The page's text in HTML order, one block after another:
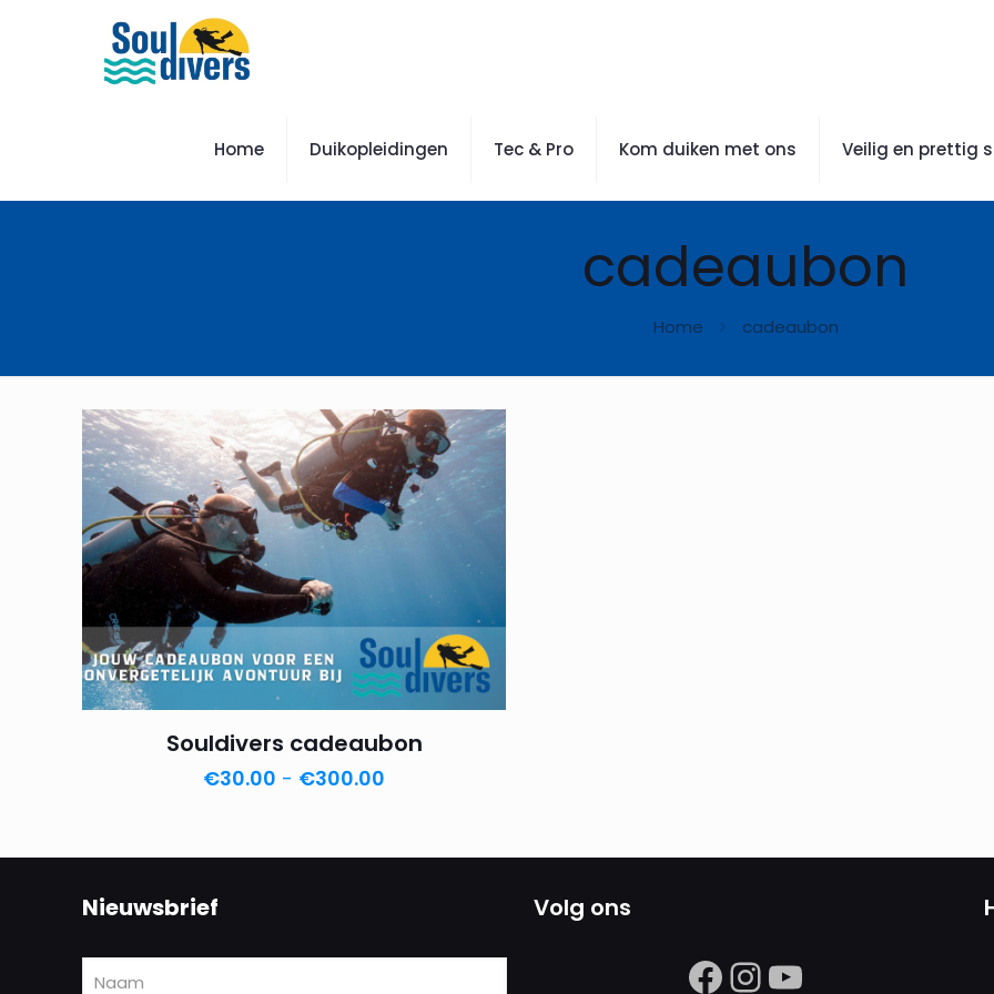
Home Duikopleidingen Tec & Pro Kom duiken met ons Veilig en prettig
cadeaubon
Home cadeaubon
Souldivers cadeaubon
€30.00 - €300.00
Nieuwsbrief Volg ons
https://www.facebook.com/search/
Instagram
https://